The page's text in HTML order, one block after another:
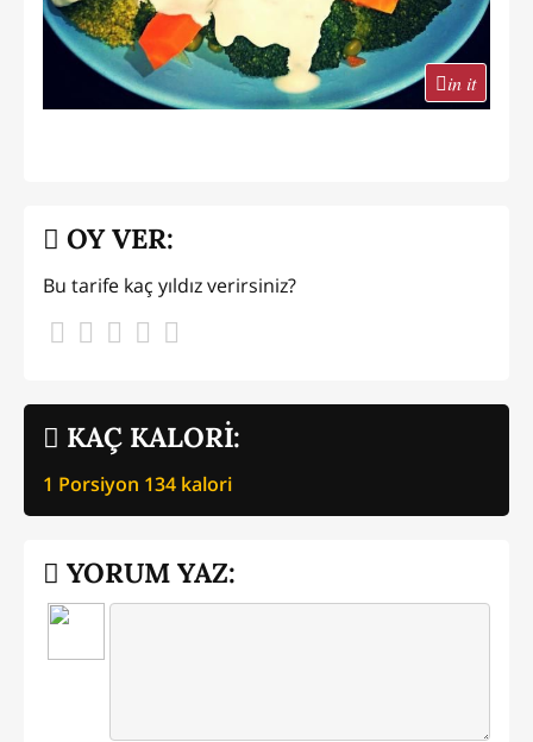
in it
KAÇ KALORİ:
1 Porsiyon 134 kalori
OY VER:
Bu tarife kaç yıldız verirsiniz?
YORUM YAZ: